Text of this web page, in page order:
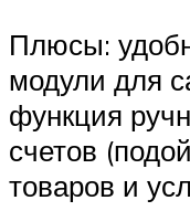
Плюсы:
модули для
функция
счетов
товаров и